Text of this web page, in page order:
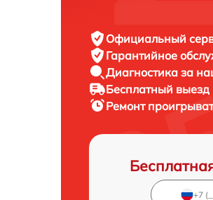
Официальный
Гарантийное
Диагностика за
Бесплатный выезд
Ремонт